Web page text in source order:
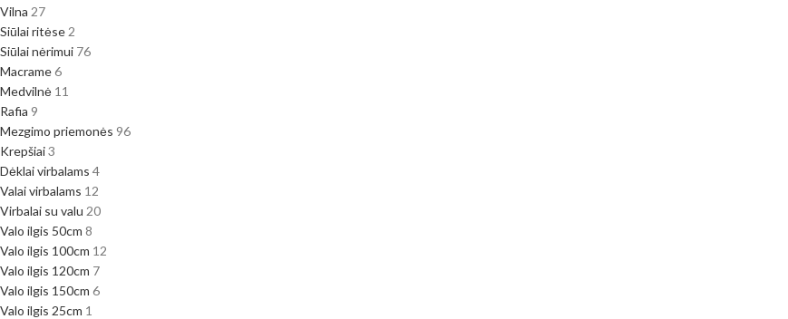
Vilna 27
Siūlai ritėse 2
Siūlai nėrimui 76
Macrame6
Medvilnė 11
Rafia 9
Mezgimo priemonės 96
Krepšiai3
Dėklai virbalams 4
Valai virbalams 12
Virbalai su valu 20
Valo ilgis 50cm 8
Valo ilgis 100cm 12
Valo ilgis 120cm 7
Valo ilgis 150cm 6
Valo ilgis 25cm 1